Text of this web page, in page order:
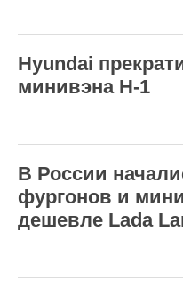
Hyundai
минивэна H-1
В России
фургонов и
дешевле Lada